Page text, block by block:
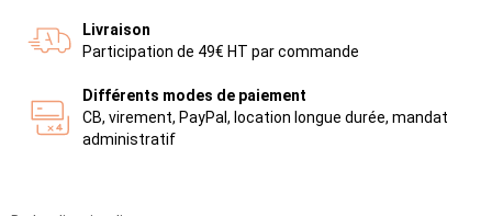
Livraison
Participation de 49€ HT par commande
Différents modes de paiement
CB, virement, PayPal, location longue durée, mandat
administratif